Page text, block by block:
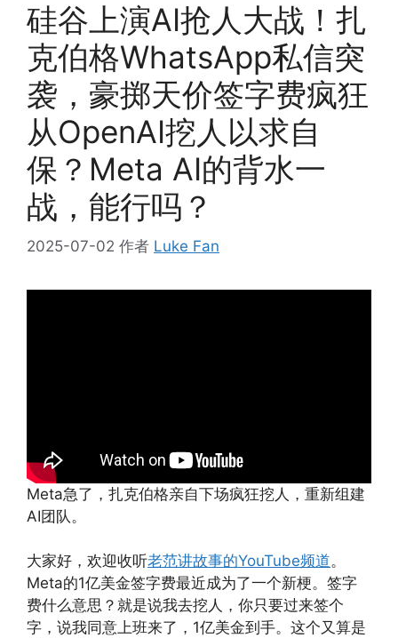
硅谷上演AI抢人大战！扎
克伯格WhatsApp私信突
袭，豪掷天价签字费疯狂
从OpenAI挖人以求自
保？Meta AI的背水一
战，能行吗？
2025-07-02 作者 Luke Fan
Meta急了，扎克伯格亲自下场疯狂挖人，重新组建
AI团队。
大家好，欢迎收听老范讲故事的YouTube频道。
Meta的1亿美金签字费最近成为了一个新梗。签字
费什么意思？就是说我去挖人，你只要过来签个
字，说我同意上班来了，1亿美金到手。这个又算是